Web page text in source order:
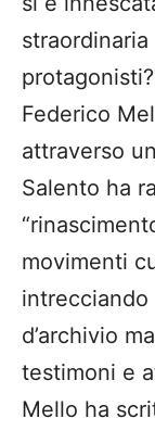
Federico
attraverso
Salento ha
movimenti
d’archivio
testimoni e
Mello ha